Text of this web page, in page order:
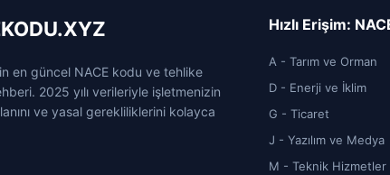
en güncel NACE kodu ve tehlike
2025 yılı verileriyle işletmenizin
ve yasal gerekliliklerini kolayca
Hızlı Erişim:
A - Tarım ve Orman
D - Enerji ve İklim
G - Ticaret
J - Yazılım ve Medya
M - Teknik Hizmetler